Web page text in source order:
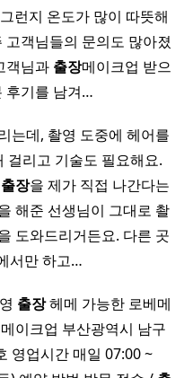
런지 온도가 많이 따뜻해
객님들의 문의도 많아졌
객님과 출장메이크업 받으
후기를 남겨…
는데, 촬영 도중에 헤어를
리고 기술도 필요해요.
출장을 제가 직접 나간다는
해준 선생님이 그대로 촬
도와드리거든요. 다른 곳
서만 하고…
출장헤메 가능한 로베메
이크업 부산광역시 남구
영업시간 매일 07:00 ~